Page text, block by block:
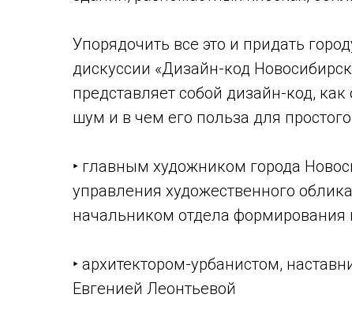
Упорядочить все это и придать
дискуссии «Дизайн-код
представляет собой дизайн-код,
шум и в чем его польза для
‣ главным художником города
управления художественного
начальником отдела
‣ архитектором-урбанистом,
Евгенией Леонтьевой